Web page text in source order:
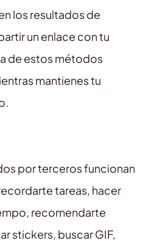
los resultados de
un enlace con tu
de estos métodos
mantienes tu
por terceros funcionan
tareas, hacer
recomendarte
stickers, buscar GIF,